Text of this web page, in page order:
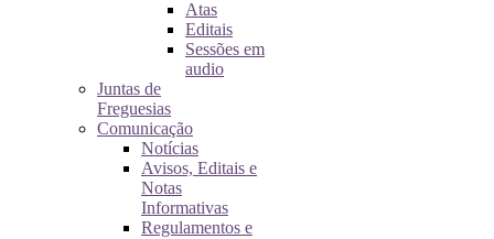
Atas
Editais
Sessões em
audio
Juntas de
Freguesias
Comunicação
Notícias
Avisos, Editais e
Notas
Informativas
Regulamentos e